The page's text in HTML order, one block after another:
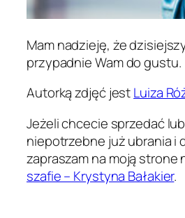
Mam nadzieję, że
przypadnie Wam do gustu.
Autorką zdjęć jestLuiza
Jeżeli chcecie sprzedać
niepotrzebne już ubrania i
zapraszam na moją strone
szafie – Krystyna Bałakier.